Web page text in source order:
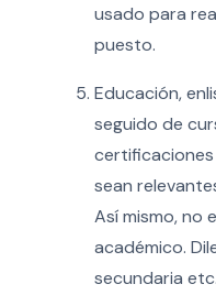
usado para
puesto.
Educación,
seguido de
sean
Así mismo, no
académico.
secundaria etc.